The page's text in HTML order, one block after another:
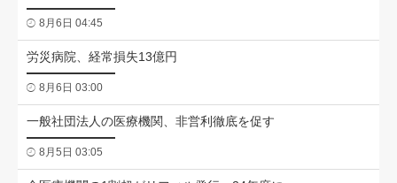
8月6日 04:45
労災病院、経常損失13億円
8月6日 03:00
一般社団法人の医療機関、非営利徹底を促す
8月5日 03:05